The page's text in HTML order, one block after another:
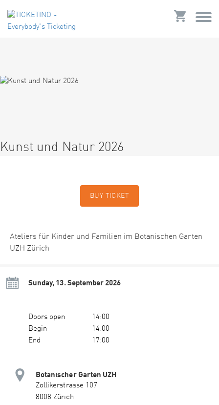
Kunst und Natur 2026
BUY TICKET
Ateliers für Kinder und Familien im Botanischen Garten
UZH Zürich
Sunday, 13. September 2026
Doors open
14:00
Begin
14:00
End
17:00
Botanischer Garten UZH
Zollikerstrasse 107
8008 Zürich